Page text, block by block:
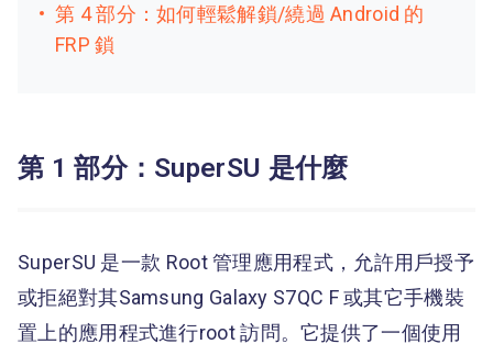
第 4 部分：如何輕鬆解鎖/繞過 Android 的
FRP 鎖
第 1 部分：SuperSU 是什麼
SuperSU 是一款 Root 管理應用程式，允許用戶授予
或拒絕對其Samsung Galaxy S7QC F 或其它手機裝
置上的應用程式進行root 訪問。它提供了一個使用